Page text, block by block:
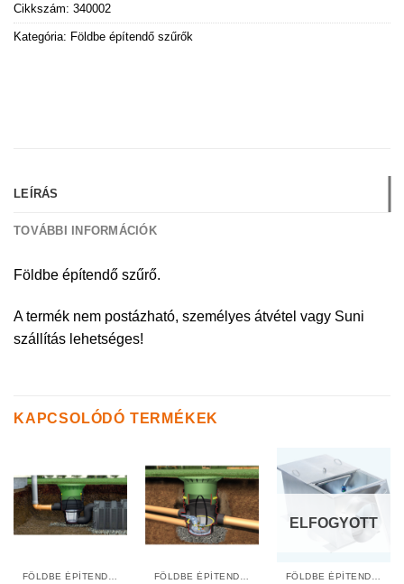
Cikkszám: 340002
Kategória: Földbe építendő szűrők
LEÍRÁS
TOVÁBBI INFORMÁCIÓK
Földbe építendő szűrő.
A termék nem postázható, személyes átvétel vagy Suni
szállítás lehetséges!
KAPCSOLÓDÓ TERMÉKEK
FÖLDBE ÉPÍTENDŐ SZŰRŐK FÖLDBE ÉPÍTENDŐ SZŰRŐK
ELFOGYOTT
FÖLDBE ÉPÍTENDŐ SZŰRŐK